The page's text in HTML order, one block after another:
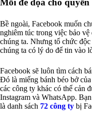
Mối đe dọa cho
Bề ngoài, Facebook muốn
nghiêm túc trong việc bảo vệ
chúng ta. Nhưng tổ chức
chúng ta có lý do để tin vào
Facebook sẽ luôn tìm cách
Đó là miếng bánh béo bở
các công ty khác có thể cản
Instagram và WhatsApp.
là danh sách 72 công ty bị